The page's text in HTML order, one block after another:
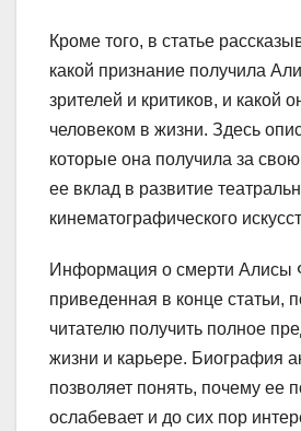
Кроме того, в статье
какой признание получила
зрителей и критиков, и какой
человеком в жизни. Здесь
которые она получила за
ее вклад в развитие
кинематографического
Информация о смерти Алисы
приведенная в конце статьи,
читателю получить полное
жизни и карьере. Биография
позволяет понять, почему ее
ослабевает и до сих пор